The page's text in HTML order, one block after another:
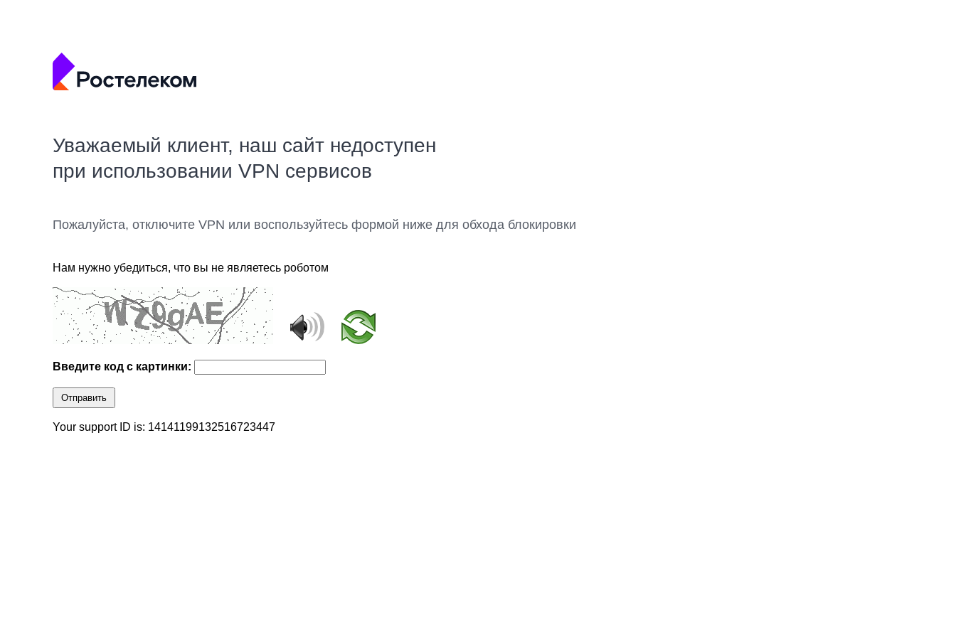
Уважаемый клиент, наш сайт недоступен
при использовании VPN сервисов
Пожалуйста, отключите VPN или воспользуйтесь формой ниже для обхода блокировки
Нам нужно убедиться, что вы не являетесь роботом
Введите код с картинки:
Отправить
Your support ID is: 14141199132516723447